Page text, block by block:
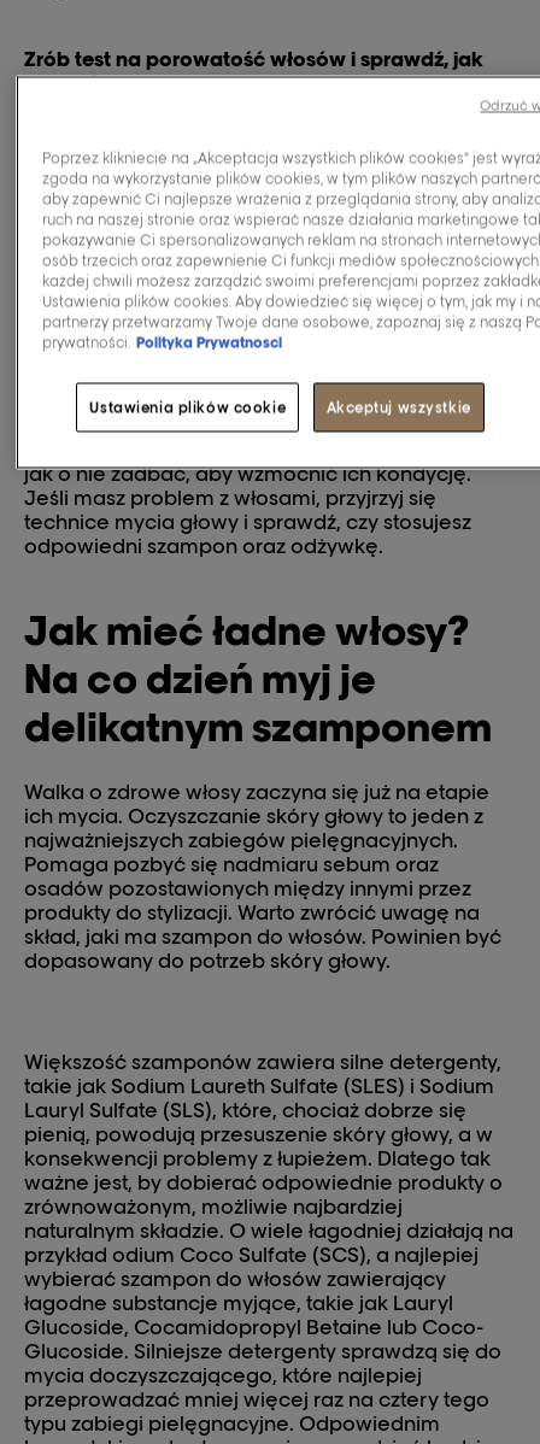
Zrób test na porowatość włosów i sprawdź, jak
zadbać o ich kondycję>>
Prawidłowa pielęgnacja
ma znaczenie – co
zrobić, żeby mieć ładne
włosy?
Piękne włosy wymagają odpowiedniego
jak o nie zadbać, aby wzmocnić ich kondycję.
Jeśli masz problem z włosami, przyjrzyj się
technice mycia głowy i sprawdź, czy stosujesz
odpowiedni szampon oraz odżywkę.
Jak mieć ładne włosy?
Na co dzień myj je
delikatnym szamponem
Walka o zdrowe włosy zaczyna się już na etapie
ich mycia. Oczyszczanie skóry głowy to jeden z
najważniejszych zabiegów pielęgnacyjnych.
Pomaga pozbyć się nadmiaru sebum oraz
osadów pozostawionych między innymi przez
produkty do stylizacji. Warto zwrócić uwagę na
skład, jaki ma szampon do włosów. Powinien być
dopasowany do potrzeb skóry głowy.
Większość szamponów zawiera silne detergenty,
takie jak Sodium Laureth Sulfate (SLES) i Sodium
Lauryl Sulfate (SLS), które, chociaż dobrze się
pienią, powodują przesuszenie skóry głowy, a w
konsekwencji problemy z łupieżem. Dlatego tak
ważne jest, by dobierać odpowiednie produkty o
zrównoważonym, możliwie najbardziej
naturalnym składzie. O wiele łagodniej działają na
przykład odium Coco Sulfate (SCS), a najlepiej
wybierać szampon do włosów zawierający
łagodne substancje myjące, takie jak Lauryl
Glucoside, Cocamidopropyl Betaine lub Coco-
Glucoside. Silniejsze detergenty sprawdzą się do
mycia doczyszczającego, które najlepiej
przeprowadzać mniej więcej raz na cztery tego
typu zabiegi pielęgnacyjne. Odpowiednim
Poprzez klikniecie na „Akceptacja wszystkich plików cookies” jest
zgoda na wykorzystanie plików cookies, w tym plików naszych
aby zapewnić Ci najlepsze wrażenia z przeglądania strony, aby
ruch na naszej stronie oraz wspierać nasze działania marketingowe
pokazywanie Ci spersonalizowanych reklam na stronach
osób trzecich oraz zapewnienie Ci funkcji mediów
każdej chwili możesz zarządzić swoimi preferencjami poprzez
Ustawienia plików cookies. Aby dowiedzieć się więcej o tym, jak my i
partnerzy przetwarzamy Twoje dane osobowe, zapoznaj się z naszą
prywatności. Polityka Prywatnosci
Ustawienia plików cookie Akceptuj wszystkie
Odrzuć